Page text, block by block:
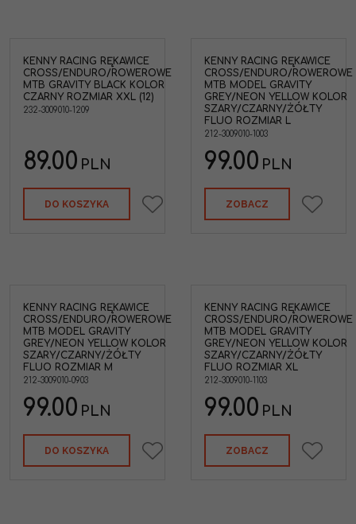
KENNY RACING RĘKAWICE
CROSS/ENDURO/ROWEROWE
MTB GRAVITY BLACK KOLOR
CZARNY ROZMIAR XXL (12)
232-3009010-1209
89.00 PLN
DO KOSZYKA
KENNY RACING RĘKAWICE
CROSS/ENDURO/ROWEROWE
MTB MODEL GRAVITY
GREY/NEON YELLOW KOLOR
SZARY/CZARNY/ŻÓŁTY
FLUO ROZMIAR L
212-3009010-1003
99.00 PLN
ZOBACZ
KENNY RACING RĘKAWICE
CROSS/ENDURO/ROWEROWE
MTB MODEL GRAVITY
GREY/NEON YELLOW KOLOR
SZARY/CZARNY/ŻÓŁTY
FLUO ROZMIAR M
212-3009010-0903
99.00 PLN
DO KOSZYKA
KENNY RACING RĘKAWICE
CROSS/ENDURO/ROWEROWE
MTB MODEL GRAVITY
GREY/NEON YELLOW KOLOR
SZARY/CZARNY/ŻÓŁTY
FLUO ROZMIAR XL
212-3009010-1103
99.00 PLN
ZOBACZ